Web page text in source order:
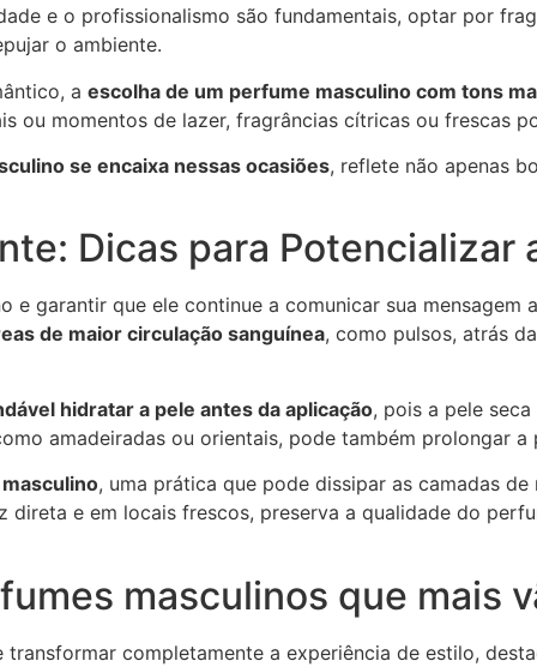
e o profissionalismo são fundamentais, optar por
o ambiente.
a escolha de um perfume masculino com tons
ou momentos de lazer, fragrâncias cítricas ou frescas
se encaixa nessas ocasiões, reflete não apenas
Dicas para Potencializar
garantir que ele continue a comunicar sua
de maior circulação sanguínea, como pulsos, atrás
hidratar a pele antes da aplicação, pois a pele
amadeiradas ou orientais, pode também prolongar
, uma prática que pode dissipar as camadas
e em locais frescos, preserva a qualidade do
masculinos que mais
completamente a experiência de estilo,